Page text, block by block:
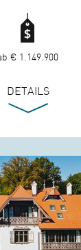
€ 1.149.900
DETAILS